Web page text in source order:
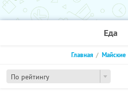
Еда
По рейтингу
Главная Майские